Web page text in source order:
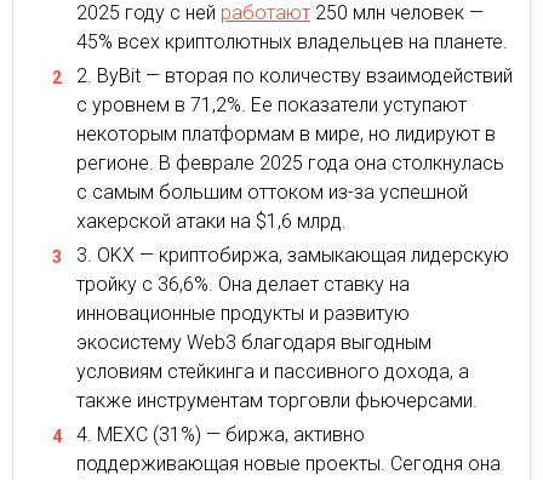
2025 году с ней работают 250 млн человек —
45% всех криптолютных владельцев на планете.
ByBit — вторая по количеству взаимодействий
с уровнем в 71,2%. Ее показатели уступают
некоторым платформам в мире, но лидируют в
регионе. В феврале 2025 года она столкнулась
с самым большим оттоком из-за успешной
хакерской атаки на $1,6 млрд.
OKX — криптобиржа, замыкающая лидерскую
тройку с 36,6%. Она делает ставку на
инновационные продукты и развитую
экосистему Web3 благодаря выгодным
условиям стейкинга и пассивного дохода, а
также инструментам торговли фьючерсами.
MEXC (31%) — биржа, активно
поддерживающая новые проекты. Сегодня она